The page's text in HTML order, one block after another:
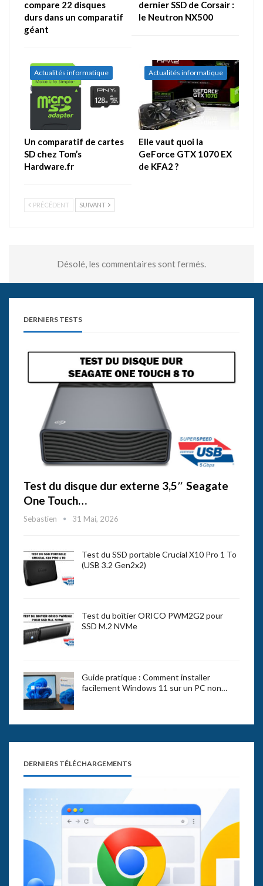
compare 22 disques
durs dans un comparatif
géant
dernier SSD de Corsair :
le Neutron NX500
Actualités informatique
Un comparatif de cartes
SD chez Tom’s
Hardware.fr
Actualités informatique
Elle vaut quoi la
GeForce GTX 1070 EX
de KFA2 ?
PRÉCÉDENT SUIVANT
Désolé, les commentaires sont fermés.
DERNIERS TESTS
Test du disque dur externe 3,5″ Seagate
One Touch…
Sebastien 31 Mai, 2026
Test du SSD portable Crucial X10 Pro 1 To
(USB 3.2 Gen2x2)
Test du boîtier ORICO PWM2G2 pour
SSD M.2 NVMe
Guide pratique : Comment installer
facilement Windows 11 sur un PC non…
DERNIERS TÉLÉCHARGEMENTS